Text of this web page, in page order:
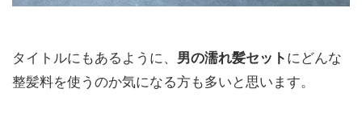
タイトルにもあるように、 男の濡れ髪セット にどんな
整髪料を使うのか気になる方も多いと思います。